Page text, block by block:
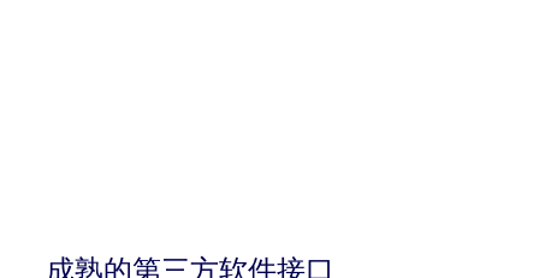
成熟的第三方软件接口